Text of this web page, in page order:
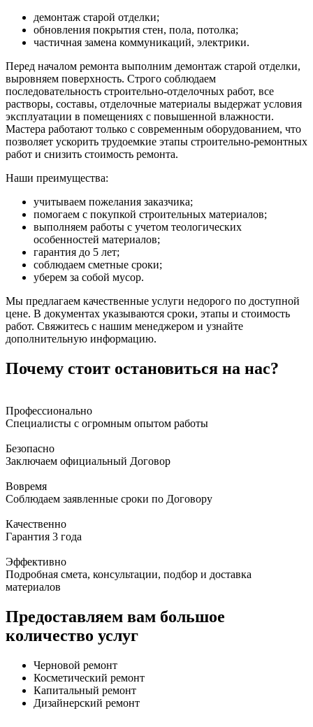
демонтаж старой отделки;
обновления покрытия стен, пола, потолка;
частичная замена коммуникаций, электрики.
Перед началом ремонта выполним демонтаж старой отделки,
выровняем поверхность. Строго соблюдаем
последовательность строительно-отделочных работ, все
растворы, составы, отделочные материалы выдержат условия
эксплуатации в помещениях с повышенной влажности.
Мастера работают только с современным оборудованием, что
позволяет ускорить трудоемкие этапы строительно-ремонтных
работ и снизить стоимость ремонта.
Наши преимущества:
учитываем пожелания заказчика;
помогаем с покупкой строительных материалов;
выполняем работы с учетом теологических
особенностей материалов;
гарантия до 5 лет;
соблюдаем сметные сроки;
уберем за собой мусор.
Мы предлагаем качественные услуги недорого по доступной
цене. В документах указываются сроки, этапы и стоимость
работ. Свяжитесь с нашим менеджером и узнайте
дополнительную информацию.
Почему стоит остановиться на нас?
Профессионально
Специалисты с огромным опытом работы
Безопасно
Заключаем официальный Договор
Вовремя
Соблюдаем заявленные сроки по Договору
Качественно
Гарантия 3 года
Эффективно
Подробная смета, консультации, подбор и доставка
материалов
Предоставляем вам большое
количество услуг
Черновой ремонт
Косметический ремонт
Капитальный ремонт
Дизайнерский ремонт